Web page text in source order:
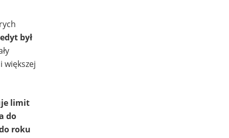
był
większej
limit
do
roku